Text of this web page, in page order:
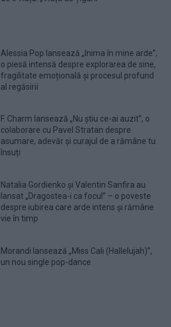
Alessia Pop lansează „Inima în mine arde”,
o piesă intensă despre explorarea de sine,
fragilitate emoțională și procesul profund
al regăsirii
F. Charm lansează „Nu știu ce-ai auzit”, o
colaborare cu Pavel Stratan despre
asumare, adevăr și curajul de a rămâne tu
însuți
Natalia Gordienko și Valentin Sanfira au
lansat „Dragostea-i ca focul” – o poveste
despre iubirea care arde intens și rămâne
vie în timp
Morandi lansează „Miss Cali (Hallelujah)”,
un nou single pop-dance